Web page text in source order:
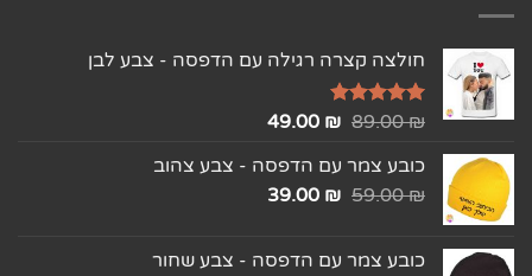
חולצה קצרה רגילה עם הדפסה - צבע לבן
דורג5.00
89.00₪
49.00 ₪
כובע צמר עם הדפסה - צבע צהוב
59.00₪
39.00 ₪
כובע צמר עם הדפסה - צבע שחור